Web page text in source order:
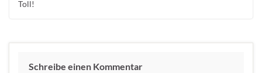
Toll!
Schreibe einen Kommentar